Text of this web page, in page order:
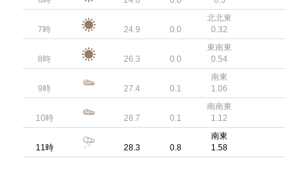
7時 24.9 0.0
北北東
0.32
8時 26.3 0.0
東南東
0.54
9時 27.4 0.1
南東
1.06
10時 28.7 0.1
南南東
1.12
11時 28.3 0.8
南東
1.58